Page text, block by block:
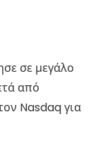
σε μεγάλο
από
Nasdaq για